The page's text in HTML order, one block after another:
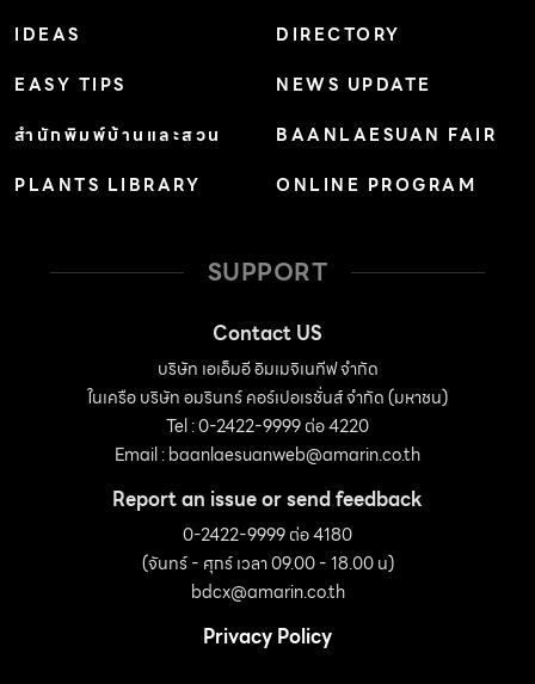
IDEAS
EASY TIPS
สำนักพิมพ์บ้านและสวน
PLANTS LIBRARY
DIRECTORY
NEWS UPDATE
BAANLAESUAN FAIR
ONLINE PROGRAM
SUPPORT
Contact US
บริษัท เอเอ็มอี อิมเมจิเนทีฟ จำกัด
ในเครือ บริษัท อมรินทร์ คอร์เปอเรชั่นส์ จำกัด (มหาชน)
Tel : 0-2422-9999 ต่อ 4220
Email :baanlaesuanweb@amarin.co.th
Report an issue or send feedback
0-2422-9999 ต่อ 4180
(จันทร์ - ศุกร์ เวลา 09.00 - 18.00 น)
bdcx@amarin.co.th
Privacy Policy